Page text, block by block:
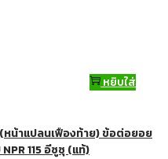
หยิบใส่
หน้าแปลนเฟืองท้าย) ข้อต่อยอย
115 อีซูซุ (แท้)